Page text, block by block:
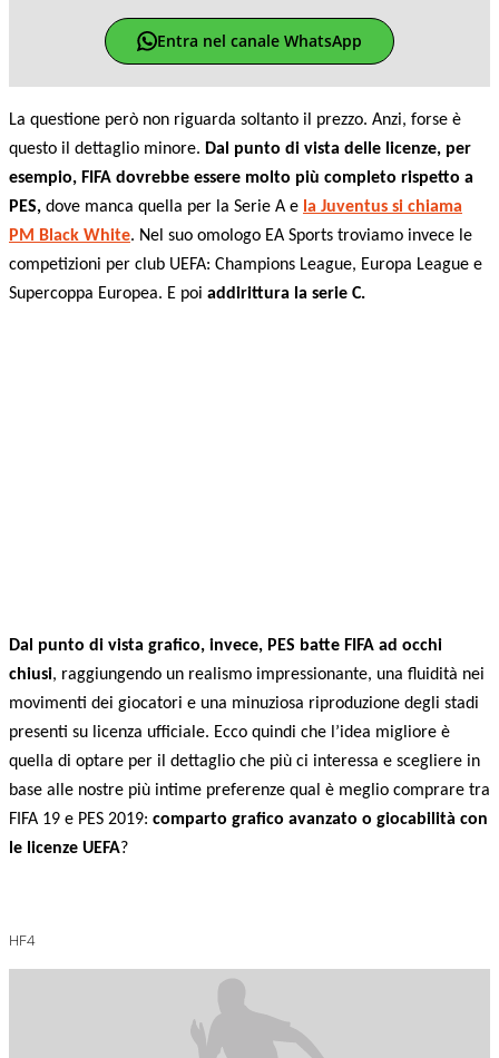
Entra nel canale WhatsApp
La questione però non riguarda soltanto il prezzo. Anzi, forse è
questo il dettaglio minore. Dal punto di vista delle licenze, per
esempio, FIFA dovrebbe essere molto più completo rispetto a
PES, dove manca quella per la Serie A e la Juventus si chiama
PM Black White. Nel suo omologo EA Sports troviamo invece le
competizioni per club UEFA: Champions League, Europa League e
Supercoppa Europea. E poi addirittura la serie C.
Dal punto di vista grafico, invece, PES batte FIFA ad occhi
chiusi, raggiungendo un realismo impressionante, una fluidità nei
movimenti dei giocatori e una minuziosa riproduzione degli stadi
presenti su licenza ufficiale. Ecco quindi che l’idea migliore è
quella di optare per il dettaglio che più ci interessa e scegliere in
base alle nostre più intime preferenze qual è meglio comprare tra
FIFA 19 e PES 2019: comparto grafico avanzato o giocabilità con
le licenze UEFA?
HF4